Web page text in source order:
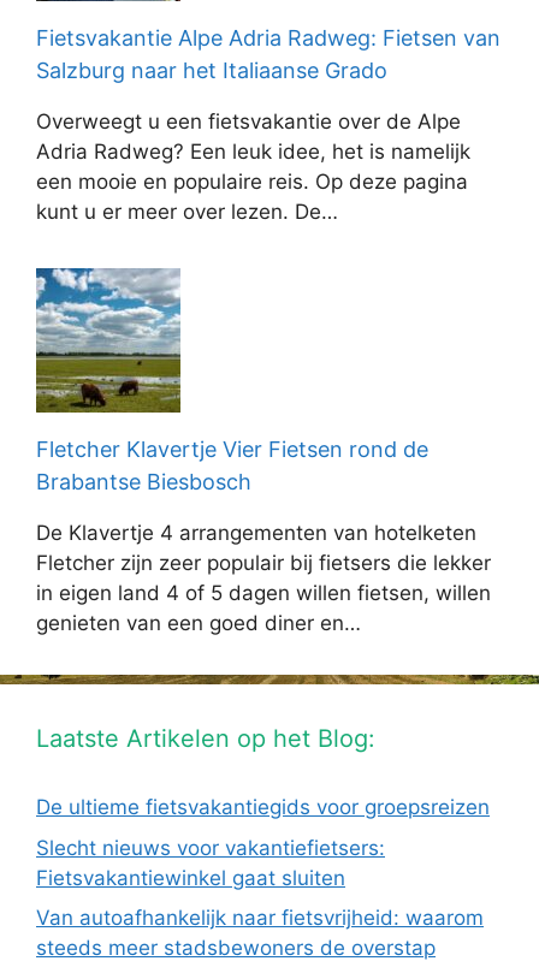
Fietsvakantie Alpe Adria Radweg: Fietsen van
Salzburg naar het Italiaanse Grado
Overweegt u een fietsvakantie over de Alpe
Adria Radweg? Een leuk idee, het is namelijk
een mooie en populaire reis. Op deze pagina
kunt u er meer over lezen. De…
Fletcher Klavertje Vier Fietsen rond de
Brabantse Biesbosch
De Klavertje 4 arrangementen van hotelketen
Fletcher zijn zeer populair bij fietsers die lekker
in eigen land 4 of 5 dagen willen fietsen, willen
genieten van een goed diner en…
Laatste Artikelen op het Blog:
De ultieme fietsvakantiegids voor groepsreizen
Slecht nieuws voor vakantiefietsers:
Fietsvakantiewinkel gaat sluiten
Van autoafhankelijk naar fietsvrijheid: waarom
steeds meer stadsbewoners de overstap